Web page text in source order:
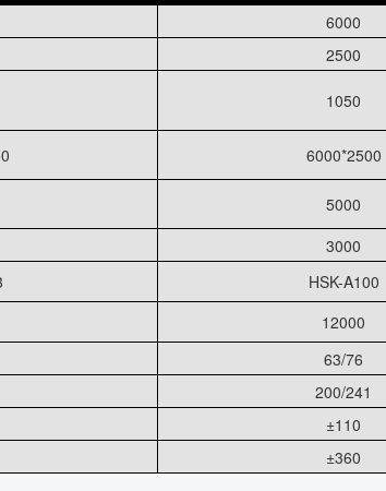
6000
2500
1050
6000*2500
5000
3000
HSK-A100
12000
63/76
200/241
±110
±360